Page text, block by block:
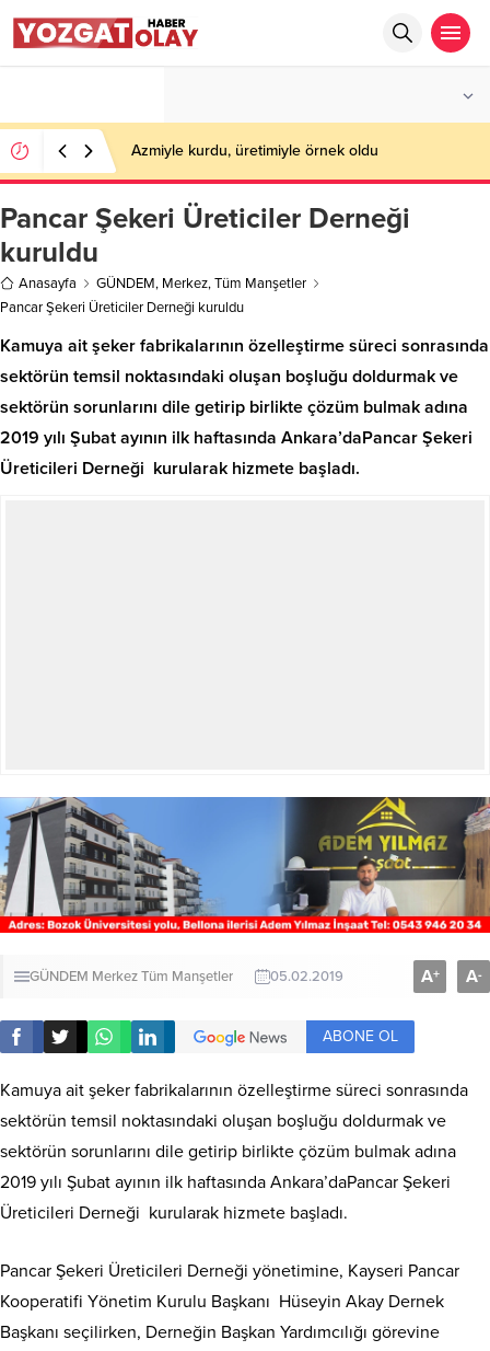
Azmiyle kurdu, üretimiyle örnek oldu
Pancar Şekeri Üreticiler Derneği
kuruldu
Anasayfa GÜNDEM, Merkez,Tüm Manşetler
Pancar Şekeri Üreticiler Derneği kuruldu
Kamuya ait şeker fabrikalarının özelleştirme süreci sonrasında
sektörün temsil noktasındaki oluşan boşluğu doldurmak ve
sektörün sorunlarını dile getirip birlikte çözüm bulmak adına
2019 yılı Şubat ayının ilk haftasında Ankara’daPancar Şekeri
Üreticileri Derneği kurularak hizmete başladı.
GÜNDEM MerkezTüm Manşetler 05.02.2019 A+ A-
ABONE OL
Kamuya ait şeker fabrikalarının özelleştirme süreci sonrasında
sektörün temsil noktasındaki oluşan boşluğu doldurmak ve
sektörün sorunlarını dile getirip birlikte çözüm bulmak adına
2019 yılı Şubat ayının ilk haftasında Ankara’daPancar Şekeri
Üreticileri Derneği kurularak hizmete başladı.
Pancar Şekeri Üreticileri Derneği yönetimine, Kayseri Pancar
Kooperatifi Yönetim Kurulu Başkanı Hüseyin Akay Dernek
Başkanı seçilirken, Derneğin Başkan Yardımcılığı görevine